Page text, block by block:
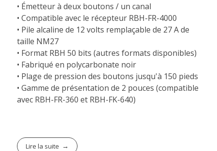
• Émetteur à deux boutons / un canal
• Compatible avec le récepteur RBH-FR-4000
• Pile alcaline de 12 volts remplaçable de 27 A de
taille NM27
• Format RBH 50 bits (autres formats disponibles)
• Fabriqué en polycarbonate noir
• Plage de pression des boutons jusqu'à 150 pieds
• Gamme de présentation de 2 pouces (compatible
avec RBH-FR-360 et RBH-FK-640)
Lire la suite